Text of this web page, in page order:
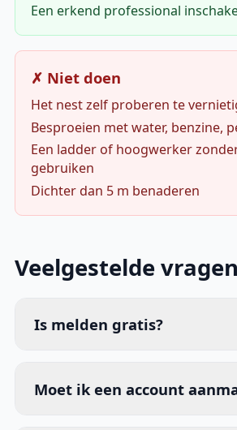
Een erkend professional
✗ Niet doen
Het nest zelf proberen te
Besproeien met water, benzine,
Een ladder of hoogwerker
gebruiken
Dichter dan 5 m benaderen
Veelgestelde vragen
Is melden gratis?
Moet ik een account